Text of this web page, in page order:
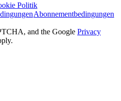
Politik
Abonnementbedingungen
and the Google Privacy